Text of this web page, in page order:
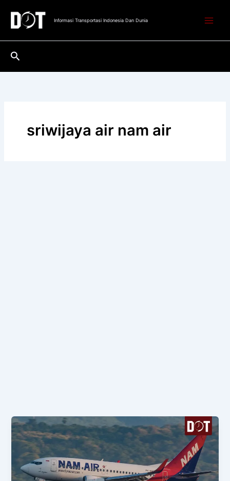
konten
Informasi Transportasi Indonesia Dan Dunia
Cari
sriwijaya air nam air